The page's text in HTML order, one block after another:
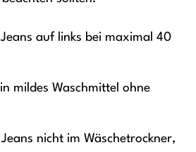
auf links bei maximal 40
mildes Waschmittel ohne
nicht im Wäschetrockner,